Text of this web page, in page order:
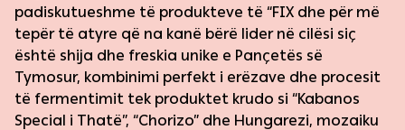
padiskutueshme të produkteve të “FIX dhe për më
tepër të atyre që na kanë bërë lider në cilësi siç
është shija dhe freskia unike e Pançetës së
Tymosur, kombinimi perfekt i erëzave dhe procesit
të fermentimit tek produktet krudo si “Kabanos
Special i Thatë”, “Chorizo” dhe Hungarezi, mozaiku